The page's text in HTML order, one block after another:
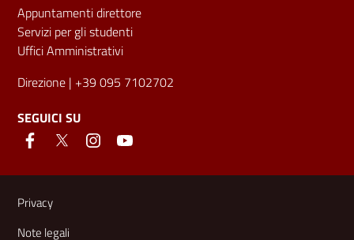
Appuntamenti direttore
Servizi per gli studenti
Uffici Amministrativi
Direzione | +39 095 7102702
SEGUICI SU
Link e informazioni utili
Privacy
Note legali